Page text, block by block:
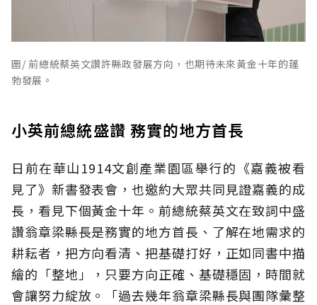
圖/ 前總統蔡英文讚許縣政發展方向，也期待未來黃金十年的蓬
勃發展。
小英前總統盛讚 務實的地方首長
日前在華山1914文創產業園區舉行的《嘉義被看
見了》新書發表會，也邀約大眾共同見證嘉義的成
長，看見下個黃金十年。前總統蔡英文在致詞中盛
讚翁章梁縣長是務實的地方首長、了解在地需求的
耕耘者，把方向看清、把基礎打好，正如同書中描
繪的「整地」，只要方向正確、基礎穩固，時間就
會讓努力綻放。「過去幾年翁章梁縣長與團隊彙整